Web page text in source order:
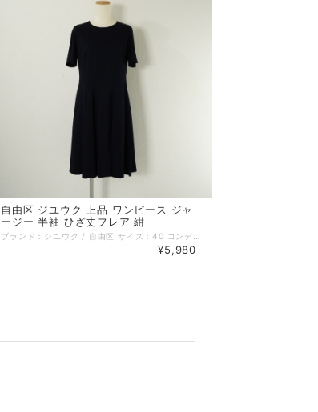
自由区 ジユウク 上品 ワンピース ジャ
ージー 半袖 ひざ丈フレア 紺
¥5,980